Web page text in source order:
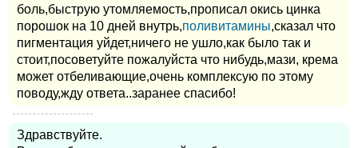
боль,быструю утомляемость,прописал окись цинка
порошок на 10 дней внутрь,поливитамины,сказал что
пигментация уйдет,ничего не ушло,как было так и
стоит,посоветуйте пожалуйста что нибудь,мази, крема
может отбеливающие,очень комплексую по этому
поводу,жду ответа..заранее спасибо!
Здравствуйте.